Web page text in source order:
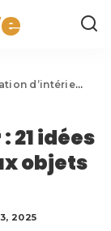
: 21 idées pour recycler vos vieux objets
21 idées
objets
2025